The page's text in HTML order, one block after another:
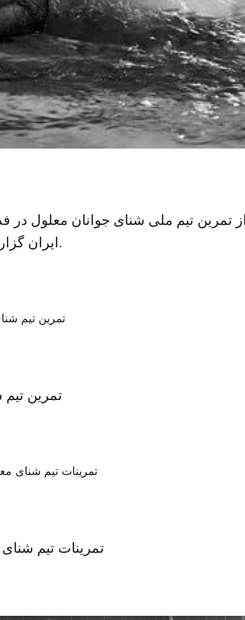
تیم ملی شنای جوانان معلول در
ایران گزارش تصویری تهیه کرده است.
تمرین
تمرینات تیم